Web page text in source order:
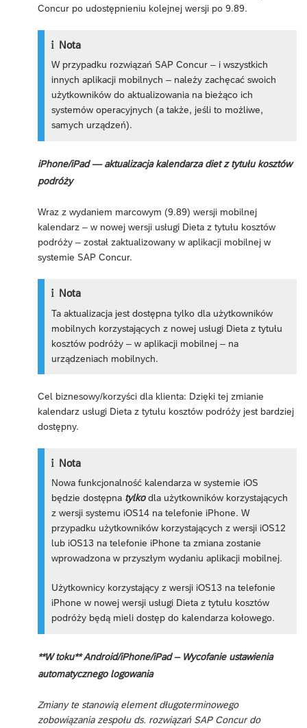
Concur po udostępnieniu kolejnej wersji po 9.89.
Nota
W przypadku rozwiązań SAP Concur – i wszystkich
innych aplikacji mobilnych – należy zachęcać swoich
użytkowników do aktualizowania na bieżąco ich
systemów operacyjnych (a także, jeśli to możliwe,
samych urządzeń).
iPhone/iPad — aktualizacja kalendarza diet z tytułu kosztów
podróży
Wraz z wydaniem marcowym (9.89) wersji mobilnej
kalendarz – w nowej wersji usługi Dieta z tytułu kosztów
podróży – został zaktualizowany w aplikacji mobilnej w
systemie SAP Concur.
Nota
Ta aktualizacja jest dostępna tylko dla użytkowników
mobilnych korzystających z nowej usługi Dieta z tytułu
kosztów podróży – w aplikacji mobilnej – na
urządzeniach mobilnych.
Cel biznesowy/korzyści dla klienta: Dzięki tej zmianie
kalendarz usługi Dieta z tytułu kosztów podróży jest bardziej
dostępny.
Nota
Nowa funkcjonalność kalendarza w systemie iOS
będzie dostępna tylkodla użytkowników korzystających
z wersji systemu iOS14 na telefonie iPhone. W
przypadku użytkowników korzystających z wersji iOS12
lub iOS13 na telefonie iPhone ta zmiana zostanie
wprowadzona w przyszłym wydaniu aplikacji mobilnej.
Użytkownicy korzystający z wersji iOS13 na telefonie
iPhone w nowej wersji usługi Dieta z tytułu kosztów
podróży będą mieli dostęp do kalendarza kołowego.
**W toku** Android/iPhone/iPad – Wycofanie ustawienia
automatycznego logowania
Zmiany te stanowią element długoterminowego
zobowiązania zespołu ds. rozwiązań SAP Concur do